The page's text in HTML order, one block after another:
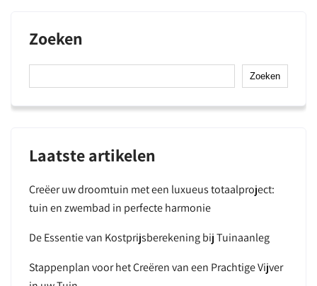
Zoeken
Zoeken
Laatste artikelen
Creëer uw droomtuin met een luxueus totaalproject:
tuin en zwembad in perfecte harmonie
De Essentie van Kostprijsberekening bij Tuinaanleg
Stappenplan voor het Creëren van een Prachtige Vijver